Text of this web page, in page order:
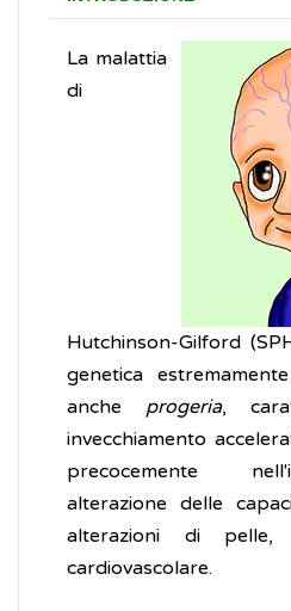
La malattia
di
Hutchinson-Gilford
genetica estremamente
anche progeria,
invecchiamento
precocemente
alterazione delle
alterazioni di
cardiovascolare.